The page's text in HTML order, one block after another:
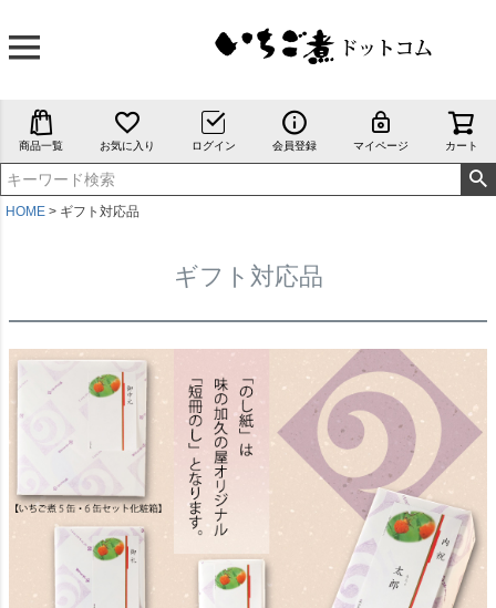
商品一覧 お気に入り ログイン 会員登録 マイページ カート
HOME ギフト対応品
ギフト対応品